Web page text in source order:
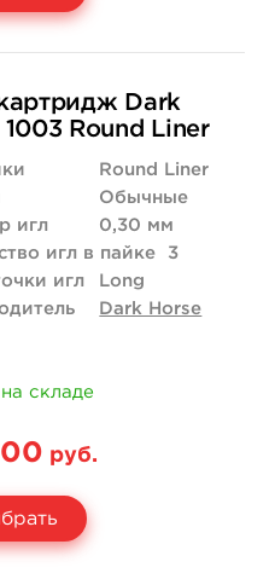
Dark
1003 Round Liner
Round Liner
Обычные
игл
0,30 мм
игл в пайке
3
игл
Long
Dark Horse
складе
руб.